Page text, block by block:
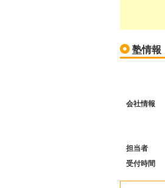
塾情報
会社情報
担当者
受付時間